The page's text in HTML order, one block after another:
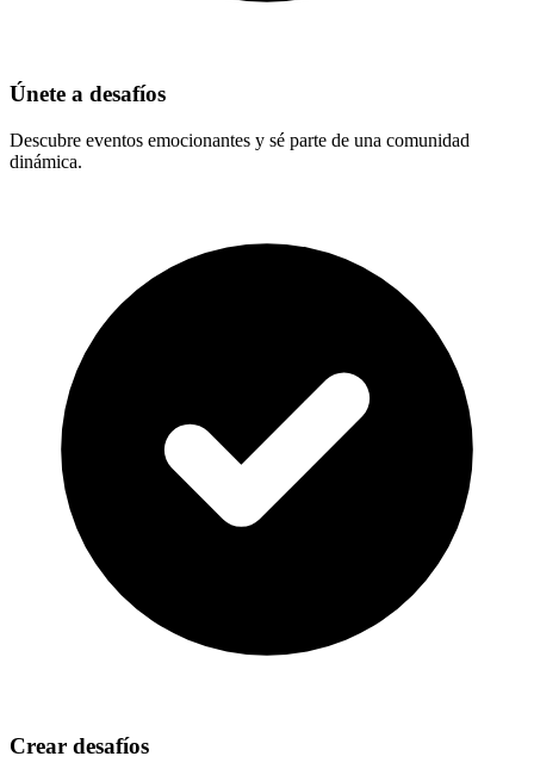
Únete a desafíos
Descubre eventos emocionantes y sé parte de una comunidad
dinámica.
Crear desafíos